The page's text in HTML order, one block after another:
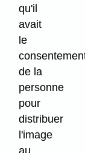
qu'il
avait
le
de la
personne
pour
distribuer
l'image